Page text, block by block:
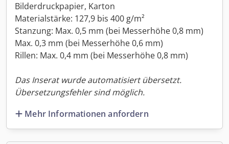
Bilderdruckpapier, Karton
Materialstärke: 127,9 bis 400 g/m²
Stanzung: Max. 0,5 mm (bei Messerhöhe 0,8 mm)
Max. 0,3 mm (bei Messerhöhe 0,6 mm)
Rillen: Max. 0,4 mm (bei Messerhöhe 0,8 mm)
Das Inserat wurde automatisiert übersetzt.
Übersetzungsfehler sind möglich.
Mehr Informationen anfordern